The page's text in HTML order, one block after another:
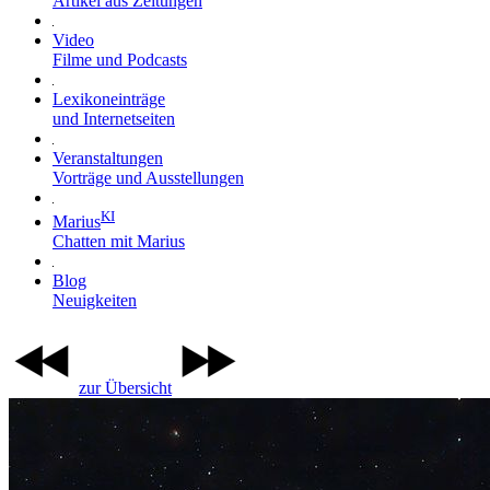
Video
Filme und Podcasts
Lexikoneinträge
und Internetseiten
Veranstaltungen
Vorträge und Ausstellungen
MariusKI
Chatten mit Marius
Blog
Neuigkeiten
zur Übersicht